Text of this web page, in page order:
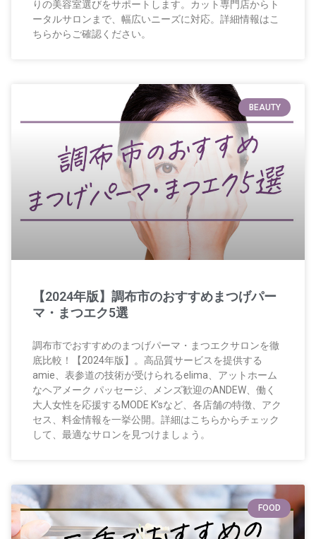
りの美容室選びをサポートします。カット専門店からト
ータルサロンまで、幅広いニーズに対応。詳細情報はこ
ちらからご確認ください。
BEAUTY
【2024年版】調布市のおすすめまつげパー
マ・まつエク5選
調布市でおすすめのまつげパーマ・まつエクサロンを徹
底比較！【2024年版】。高品質サービスを提供する
amie、表参道の技術が受けられるelima、アットホーム
なヘアメーク パッセージ、メンズ歓迎のANDEW、働く
大人女性を応援するMODE K’sなど、各店舗の特徴、アク
セス、料金情報を一挙公開。詳細はこちらからチェック
して、最適なサロンを見つけましょう。
FOOD